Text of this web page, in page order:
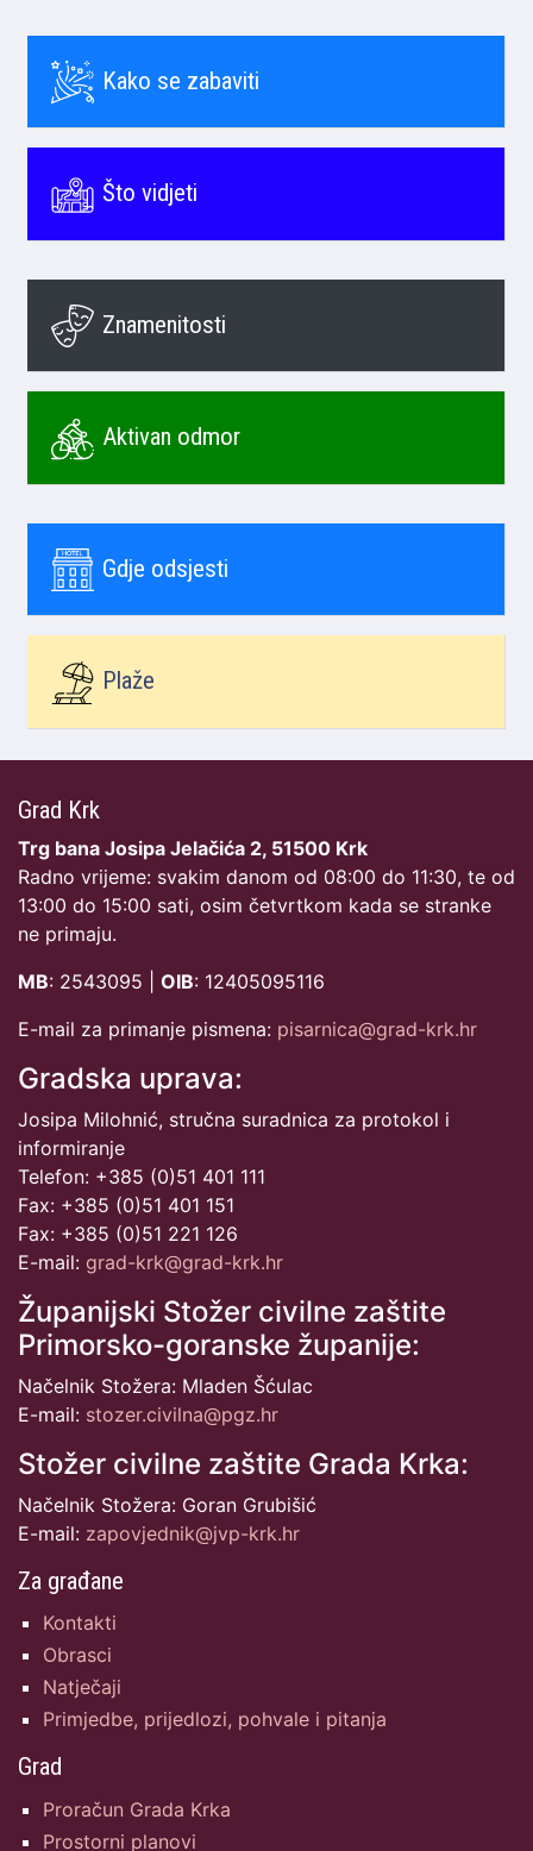
Kako se zabaviti
Što vidjeti
Znamenitosti
Aktivan odmor
Gdje odsjesti
Plaže
Grad Krk
Trg bana Josipa Jelačića 2, 51500 Krk
Radno vrijeme: svakim danom od 08:00 do 11:30, te od
13:00 do 15:00 sati, osim četvrtkom kada se stranke
ne primaju.
MB: 2543095 | OIB: 12405095116
E-mail za primanje pismena: pisarnica@grad-krk.hr
Gradska uprava:
Josipa Milohnić, stručna suradnica za protokol i
informiranje
Telefon: +385 (0)51 401 111
Fax: +385 (0)51 401 151
Fax: +385 (0)51 221 126
E-mail: grad-krk@grad-krk.hr
Županijski Stožer civilne zaštite
Primorsko-goranske županije:
Načelnik Stožera: Mladen Šćulac
E-mail: stozer.civilna@pgz.hr
Stožer civilne zaštite Grada Krka:
Načelnik Stožera: Goran Grubišić
E-mail: zapovjednik@jvp-krk.hr
Za građane
Kontakti
Obrasci
Natječaji
Primjedbe, prijedlozi, pohvale i pitanja
Grad
Proračun Grada Krka
Prostorni planovi